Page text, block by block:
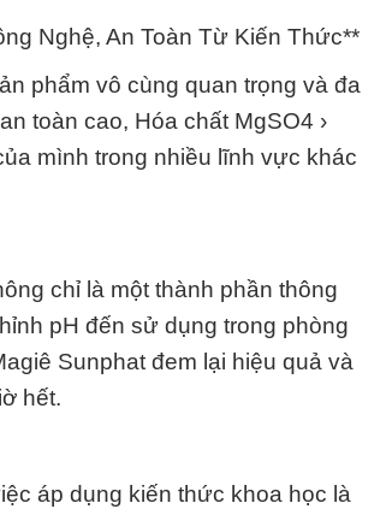
Nghệ, An Toàn Từ Kiến Thức**
phẩm vô cùng quan trọng và đa
toàn cao, Hóa chất MgSO4 ›
mình trong nhiều lĩnh vực khác
chỉ là một thành phần thông
pH đến sử dụng trong phòng
Sunphat đem lại hiệu quả và
hết.
áp dụng kiến thức khoa học là